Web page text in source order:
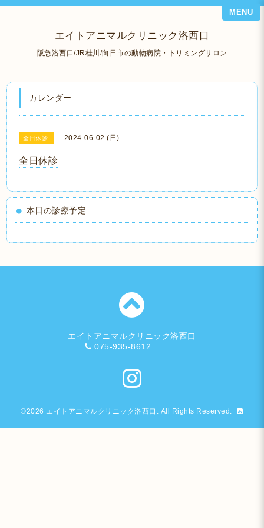
エイトアニマルクリニック洛西口
阪急洛西口/JR桂川/向日市の動物病院・トリミングサロン
MENU
カレンダー
全日休診 2024-06-02 (日)
全日休診
本日の診療予定
エイトアニマルクリニック洛西口
075-935-8612
©2026 エイトアニマルクリニック洛西口 . All Rights Reserved.